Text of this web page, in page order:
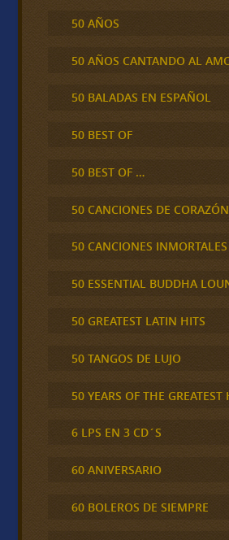
50 AÑOS
50 AÑOS CANTANDO AL
50 BALADAS EN ESPAÑOL
50 BEST OF
50 BEST OF …
50 CANCIONES DE CORAZÓN
50 CANCIONES INMORTALES
50 ESSENTIAL BUDDHA
50 GREATEST LATIN HITS
50 TANGOS DE LUJO
50 YEARS OF THE GREATEST
6 LPS EN 3 CD´S
60 ANIVERSARIO
60 BOLEROS DE SIEMPRE